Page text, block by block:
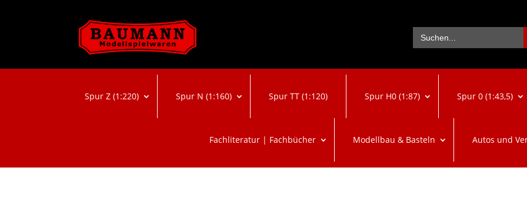
Search
for:
Spur Z (1:220) Spur N (1:160) Spur TT (1:120) Spur H0 (1:87) Spur 0 (1:43,5)
Fachliteratur | Fachbücher Modellbau & Basteln Autos und